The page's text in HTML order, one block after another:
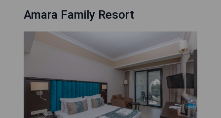
Amara Family Resort